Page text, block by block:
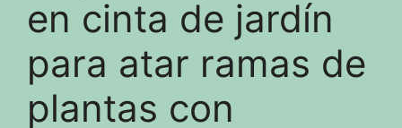
en cinta de jardín
para atar ramas de
plantas con